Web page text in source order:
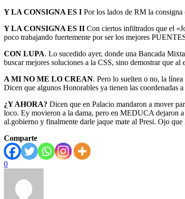
Y LA CONSIGNA ES I Por los lados de RM la consigna
Y LA CONSIGNA ES II Con ciertos infiltrados que el
poco trabajando fuertemente por ser los mejores
CON LUPA. Lo sucedido ayer, donde una Bancada
buscar mejores soluciones a la CSS, sino demostrar que
A MI NO ME LO CREAN. Pero lo suelten o no, la
Dicen que algunos Honorables ya tienen las coordenadas
¿Y AHORA? Dicen que en Palacio mandaron a mover
loco. Ey movieron a la dama, pero en MEDUCA dejaron a
al.gobierno y finalmente darle jaque mate al Presi. Ojo
Comparte
0